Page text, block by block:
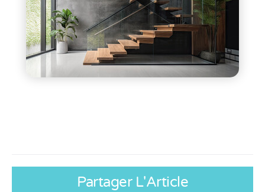
Partager L'Article